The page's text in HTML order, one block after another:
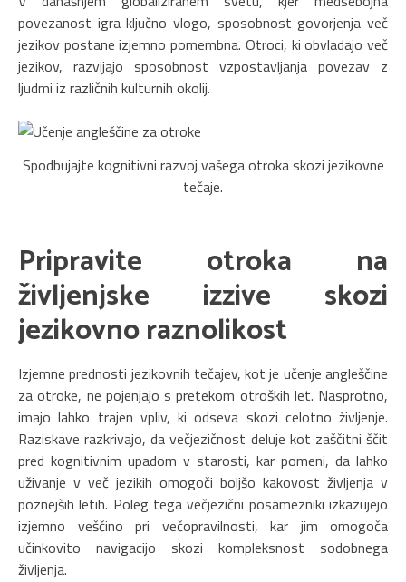
povezanost igra ključno vlogo, sposobnost govorjenja več
jezikov postane izjemno pomembna. Otroci, ki obvladajo več
jezikov, razvijajo sposobnost vzpostavljanja povezav z
ljudmi iz različnih kulturnih okolij.
Spodbujajte kognitivni razvoj vašega otroka skozi jezikovne
tečaje.
Pripravite otroka na
življenjske izzive skozi
jezikovno raznolikost
Izjemne prednosti jezikovnih tečajev, kot je učenje angleščine
za otroke, ne pojenjajo s pretekom otroških let. Nasprotno,
imajo lahko trajen vpliv, ki odseva skozi celotno življenje.
Raziskave razkrivajo, da večjezičnost deluje kot zaščitni ščit
pred kognitivnim upadom v starosti, kar pomeni, da lahko
uživanje v več jezikih omogoči boljšo kakovost življenja v
poznejših letih. Poleg tega večjezični posamezniki izkazujejo
izjemno veščino pri večopravilnosti, kar jim omogoča
učinkovito navigacijo skozi kompleksnost sodobnega
življenja.